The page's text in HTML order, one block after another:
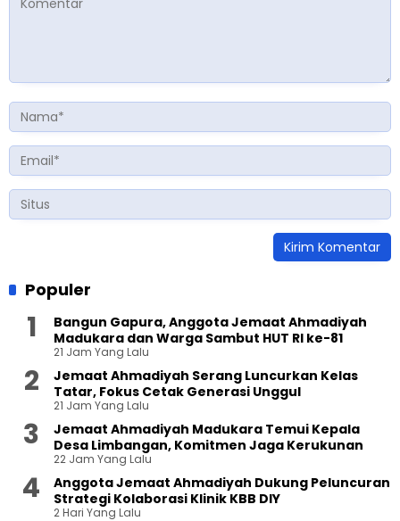
Populer
Bangun Gapura, Anggota Jemaat Ahmadiyah
Madukara dan Warga Sambut HUT RI ke-81
21 Jam Yang Lalu
Jemaat Ahmadiyah Serang Luncurkan Kelas
Tatar, Fokus Cetak Generasi Unggul
21 Jam Yang Lalu
Jemaat Ahmadiyah Madukara Temui Kepala
Desa Limbangan, Komitmen Jaga Kerukunan
22 Jam Yang Lalu
Anggota Jemaat Ahmadiyah Dukung Peluncuran
Strategi Kolaborasi Klinik KBB DIY
2 Hari Yang Lalu